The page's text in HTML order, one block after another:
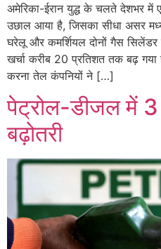
अमेरिका-ईरान युद्ध के चलते देशभर में
उछाल आया है, जिसका सीधा असर
घरेलू और कमर्शियल दोनों गैस
खर्चा करीब 20 प्रतिशत तक बढ़
करना तेल कंपनियों ने […]
पेट्रोल-डीजल में 3
बढ़ोतरी